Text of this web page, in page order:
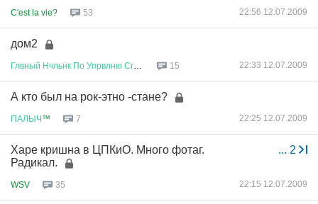
C'est la vie? 53 22:56 12.07.2009
дом2
Глвный Нчльнк По Упрвлню Сглсв 15 22:33 12.07.2009
А кто был на рок-этно -стане?
ПАЛЫЧ™ 7 22:25 12.07.2009
... 2
Харе кришна в ЦПКиО. Много фотаг.
Радикал.
WSV 35 22:15 12.07.2009